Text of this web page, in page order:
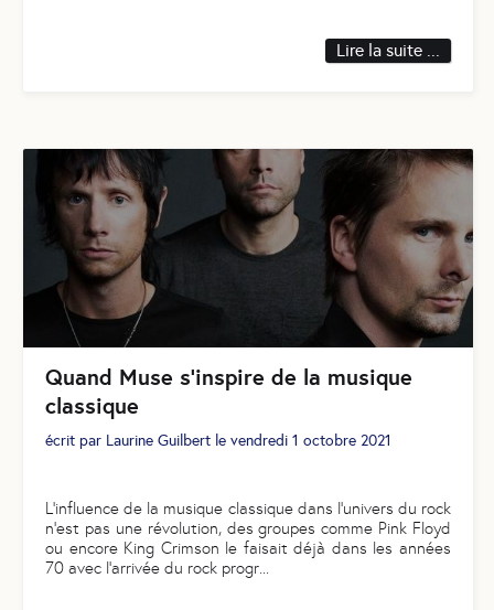
Lire la suite ...
Quand Muse s'inspire de la musique
classique
écrit par Laurine Guilbert le vendredi 1 octobre 2021
L'influence de la musique classique dans l'univers du rock
n'est pas une révolution, des groupes comme Pink Floyd
ou encore King Crimson le faisait déjà dans les années
70 avec l'arrivée du rock progr